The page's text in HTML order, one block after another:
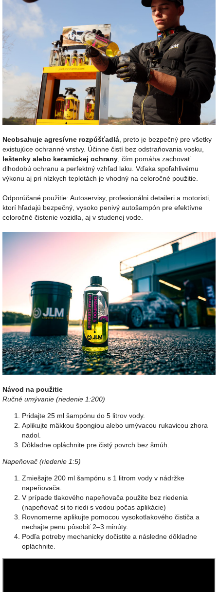
Neobsahuje agresívne rozpúšťadlá, preto je bezpečný pre všetky
existujúce ochranné vrstvy. Účinne čistí bez odstraňovania vosku,
leštenky alebo keramickej ochrany, čím pomáha zachovať
dlhodobú ochranu a perfektný vzhľad laku. Vďaka spoľahlivému
výkonu aj pri nízkych teplotách je vhodný na celoročné použitie.
Odporúčané použitie: Autoservisy, profesionálni detaileri a motoristi,
ktorí hľadajú bezpečný, vysoko penivý autošampón pre efektívne
celoročné čistenie vozidla, aj v studenej vode.
Návod na použitie
Ručné umývanie (riedenie 1:200)
Pridajte 25 ml šampónu do 5 litrov vody.
Aplikujte mäkkou špongiou alebo umývacou rukavicou zhora
nadol.
Dôkladne opláchnite pre čistý povrch bez šmúh.
Napeňovač (riedenie 1:5)
Zmiešajte 200 ml šampónu s 1 litrom vody v nádržke
napeňovača.
V prípade tlakového napeňovača použite bez riedenia
(napeňovač si to riedi s vodou počas aplikácie)
Rovnomerne aplikujte pomocou vysokotlakového čističa a
nechajte penu pôsobiť 2–3 minúty.
Podľa potreby mechanicky dočistite a následne dôkladne
opláchnite.